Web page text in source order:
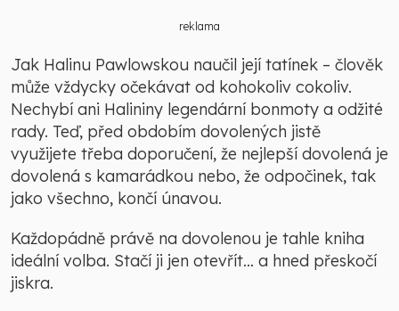
reklama
Jak Halinu Pawlowskou naučil její tatínek – člověk
může vždycky očekávat od kohokoliv cokoliv.
Nechybí ani Halininy legendární bonmoty a odžité
rady. Teď, před obdobím dovolených jistě
využijete třeba doporučení, že nejlepší dovolená je
dovolená s kamarádkou nebo, že odpočinek, tak
jako všechno, končí únavou.
Každopádně právě na dovolenou je tahle kniha
ideální volba. Stačí ji jen otevřít… a hned přeskočí
jiskra.